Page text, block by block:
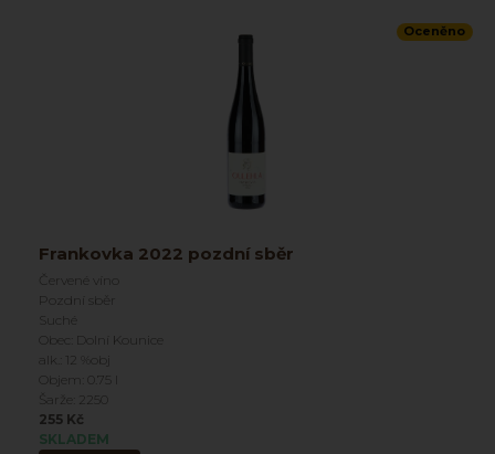
Oceněno
Frankovka 2022 pozdní sběr
Červené víno
Pozdní sběr
Suché
Obec: Dolní Kounice
alk.: 12 %obj
Objem: 0.75 l
Šarže: 2250
255 Kč
SKLADEM